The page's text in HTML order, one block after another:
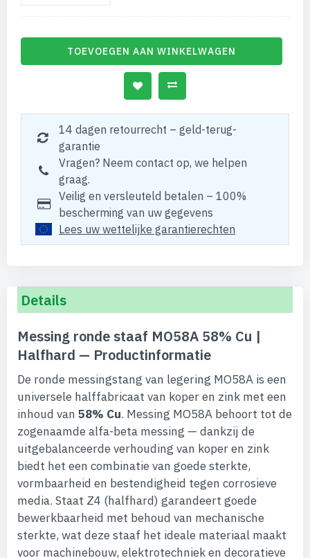
TOEVOEGEN AAN WINKELWAGEN
14 dagen retourrecht – geld-terug-
garantie
Vragen? Neem contact op, we helpen
graag.
Veilig en versleuteld betalen – 100%
bescherming van uw gegevens
Lees uw wettelijke garantierechten
Details
Messing ronde staaf MO58A 58% Cu |
Halfhard — Productinformatie
De ronde messingstang van legering MO58A is een
universele halffabricaat van koper en zink met een
inhoud van 58% Cu. Messing MO58A behoort tot de
zogenaamde alfa-beta messing — dankzij de
uitgebalanceerde verhouding van koper en zink
biedt het een combinatie van goede sterkte,
vormbaarheid en bestendigheid tegen corrosieve
media. Staat Z4 (halfhard) garandeert goede
bewerkbaarheid met behoud van mechanische
sterkte, wat deze staaf het ideale materiaal maakt
voor machinebouw, elektrotechniek en decoratieve